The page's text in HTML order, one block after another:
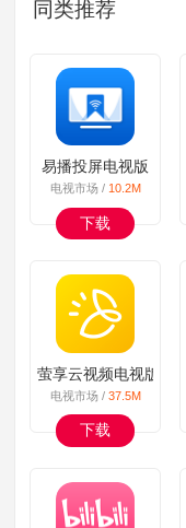
同类推荐
易播投屏电视版
电视市场 / 10.2M
下载
萤享云视频电视版
电视市场 / 37.5M
下载